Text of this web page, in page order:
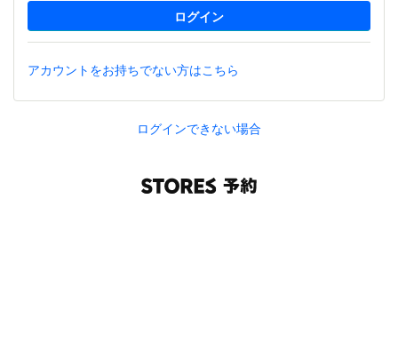
アカウントをお持ちでない方はこちら
ログインできない場合